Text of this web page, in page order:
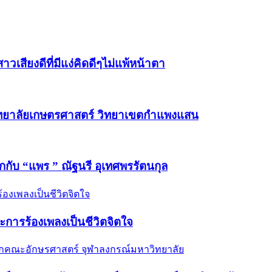
วเสียงดีที่มีแง่คิดดีๆไม่แพ้หน้าตา
าลัยเกษตรศาสตร์ วิทยาเขตกำแพงแสน
กับ “แพร ” ณัฐนรี อุเทศพรรัตนกุล
ารร้องเพลงเป็นชีวิตจิตใจ